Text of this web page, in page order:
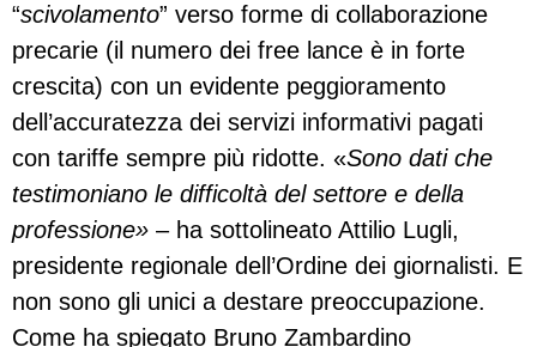
“scivolamento” verso forme di collaborazione
precarie (il numero dei free lance è in forte
crescita) con un evidente peggioramento
dell’accuratezza dei servizi informativi pagati
con tariffe sempre più ridotte. «Sono dati che
testimoniano le difficoltà del settore e della
professione» – ha sottolineato Attilio Lugli,
presidente regionale dell’Ordine dei giornalisti. E
non sono gli unici a destare preoccupazione.
Come ha spiegato Bruno Zambardino